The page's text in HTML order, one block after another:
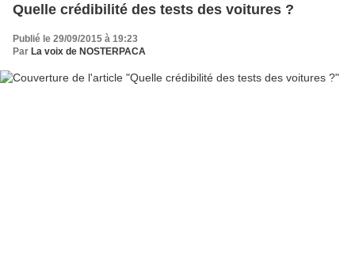
Quelle crédibilité des tests des voitures ?
Publié le 29/09/2015 à 19:23
Par La voix de NOSTERPACA